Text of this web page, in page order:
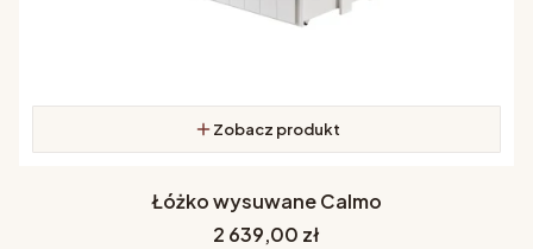
Zobacz produkt
Łóżko wysuwane Calmo
Cena
2 639,00 zł